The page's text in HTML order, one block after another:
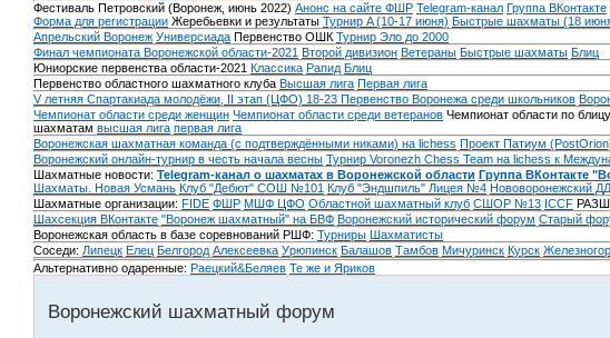
Фестиваль Петровский (Воронеж, июнь 2022) Анонс на сайте ФШР Telegram-канал Группа ВКонтакте
Форма для регистрации Жеребьевки и результаты Турнир A (10-17 июня) Быстрые шахматы (18
Апрельский Воронеж Универсиада Первенство ОШК Турнир Эло до 2000
Финал чемпионата Воронежской области-2021 Второй дивизион Ветераны Быстрые шахматы Блиц
Юниорские первенства области-2021 Классика Рапид Блиц
Первенство областного шахматного клуба Высшая лига Первая лига
V летняя Спартакиада молодёжи, II этап (ЦФО) 18-23 Первенство Воронежа среди школьников
Чемпионат области среди женщин Чемпионат области среди ветеранов Чемпионат области по блицу
шахматам высшая лига первая лига
Воронежская шахматная команда (с подтверждёнными никами) на lichess Проект Патиум
Воронежский онлайн-турнир в честь начала весны Турнир Voronezh Chess Team на lichess к
Шахматные новости: Telegram-канал о шахматах в Воронежской области Группа ВКонтакте
Шахматы. Новая Усмань Клуб "Дебют" СОШ №101 Клуб "Эндшпиль" Лицея №4 Нововоронежский
Шахматные организации: FIDE ФШР МШФ ЦФО Областной шахматный клуб СШОР №13 ICCF
Шахсекция ВКонтакте "Воронеж шахматный" на БВФ Воронежский исторический форум Cтарый
Воронежская область в базе соревнований РШФ: Турниры Шахматисты
Соседи: Липецк Елец Белгород Алексеевка Урюпинск Балашов Тамбов Мичуринск Курск
Альтернативно одаренные: Раецкий&Беляев Те же и Яриков
Воронежский шахматный форум